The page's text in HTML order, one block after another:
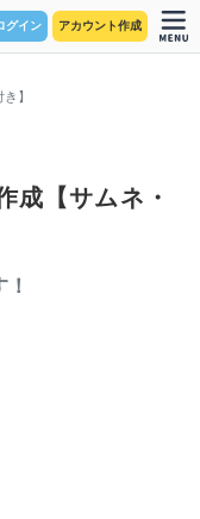
グイン アカウント作成
】
【サムネ・